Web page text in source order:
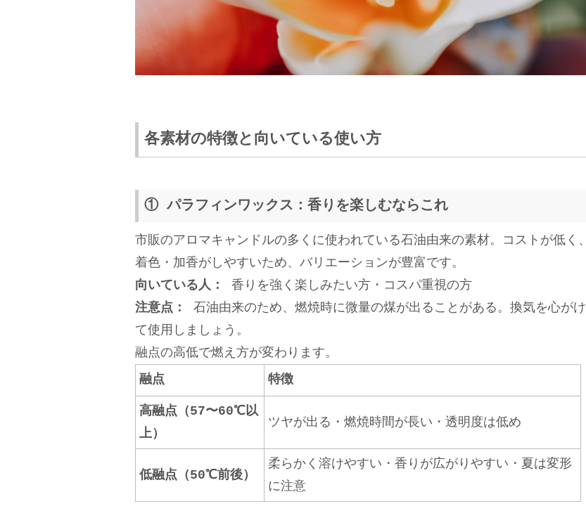
各素材の特徴と向いている使い方
① パラフィンワックス：香りを楽しむならこれ
市販のアロマキャンドルの多くに使われている石油由来の素材。コストが低く、
着色・加香がしやすいため、バリエーションが豊富です。
向いている人：
香りを強く楽しみたい方・コスパ重視の方
注意点：
石油由来のため、燃焼時に微量の煤が出ることがある。換気を心がけ
て使用しましょう。
融点の高低で燃え方が変わります。
融点
特徴
高融点（57〜60℃以
上）
ツヤが出る・燃焼時間が長い・透明度は低め
低融点（50℃前後）
柔らかく溶けやすい・香りが広がりやすい・夏は変形
に注意